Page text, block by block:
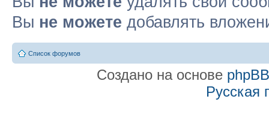
Вы не можете добавлять
Список форумов
Создано на основе phpBB
Русская